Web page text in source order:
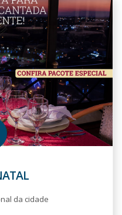
da cidade